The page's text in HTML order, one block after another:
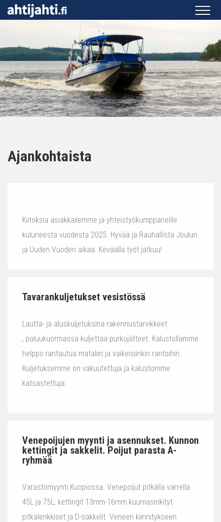
Ajankohtaista
Kiitoksia asiakkailemme ja yhteistyökumppaneille
kuluneesta vuodesta 2025. Hyvää ja Rauhallista Joulun
ja Uuden Vuoden aikaa. Keväällä työt jatkuu!
Tavarankuljetukset vesistössä
Lautta- ja aluskuljetuksina rakennustarvikkeet
, paluukuormassa kuljettaa purkujätteet. Kalustollamme
helppo rantautua mataliin ja vaikeisiinkin rantoihin.
Kuljetuksemme on vakuutettuja ja kalustomme
katsastettuja.
Venepoijujen myynti ja asennukset. Kunnon
kettingit ja sakkelit. Poijut parasta A-
ryhmää
Varastomyynti Kuopiossa. Venepoijut pitkällä varrella
45L ja 75L, kettingit 13mm-16mm kuumasinkityt
pitkälenkkiset ja D-sakkelit. Veneen kiinnitykseen